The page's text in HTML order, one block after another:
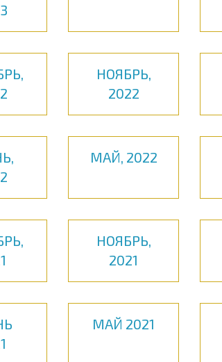
НОЯБРЬ,
2022
МАЙ, 2022
НОЯБРЬ,
2021
МАЙ 2021